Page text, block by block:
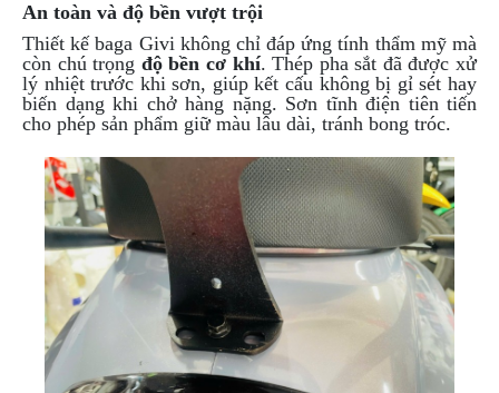
KIỆN
PHƯỢT
ĐỒ
CHƠI
MOTO
KIỆN
MBIKER
HCM
SẢN
PHẨM
MỚI
BLOG
PHƯỢT
An toàn và độ bền vượt trội
Thiết kế baga Givi không chỉ đáp ứng tính thẩm mỹ mà
còn chú trọng độ bền cơ khí. Thép pha sắt đã được xử
lý nhiệt trước khi sơn, giúp kết cấu không bị gỉ sét hay
biến dạng khi chở hàng nặng. Sơn tĩnh điện tiên tiến
cho phép sản phẩm giữ màu lâu dài, tránh bong tróc.